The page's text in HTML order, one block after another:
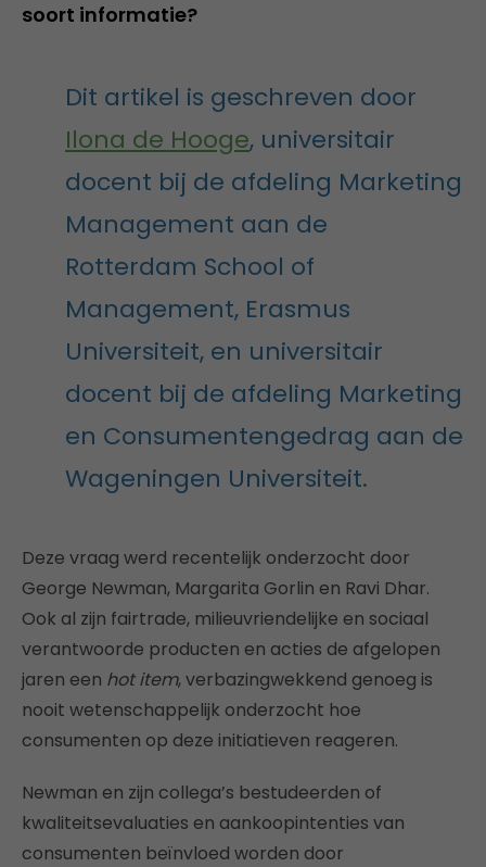
soort informatie?
Dit artikel is geschreven door
Ilona de Hooge, universitair
docent bij de afdeling Marketing
Management aan de
Rotterdam School of
Management, Erasmus
Universiteit, en universitair
docent bij de afdeling Marketing
en Consumentengedrag aan de
Wageningen Universiteit.
Deze vraag werd recentelijk onderzocht door
George Newman, Margarita Gorlin en Ravi Dhar.
Ook al zijn fairtrade, milieuvriendelijke en sociaal
verantwoorde producten en acties de afgelopen
jaren een hot item, verbazingwekkend genoeg is
nooit wetenschappelijk onderzocht hoe
consumenten op deze initiatieven reageren.
Newman en zijn collega’s bestudeerden of
kwaliteitsevaluaties en aankoopintenties van
consumenten beïnvloed worden door